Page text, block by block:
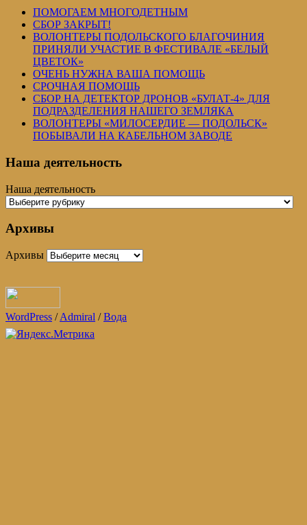
ПОМОГАЕМ МНОГОДЕТНЫМ
СБОР ЗАКРЫТ!
ВОЛОНТЕРЫ ПОДОЛЬСКОГО БЛАГОЧИНИЯ
ПРИНЯЛИ УЧАСТИЕ В ФЕСТИВАЛЕ «БЕЛЫЙ
ЦВЕТОК»
ОЧЕНЬ НУЖНА ВАША ПОМОЩЬ
СРОЧНАЯ ПОМОЩЬ
СБОР НА ДЕТЕКТОР ДРОНОВ «БУЛАТ-4» ДЛЯ
ПОДРАЗДЕЛЕНИЯ НАШЕГО ЗЕМЛЯКА
ВОЛОНТЕРЫ «МИЛОСЕРДИЕ — ПОДОЛЬСК»
ПОБЫВАЛИ НА КАБЕЛЬНОМ ЗАВОДЕ
Наша деятельность
Наша деятельность
Архивы
Архивы
WordPress /Admiral /Вода